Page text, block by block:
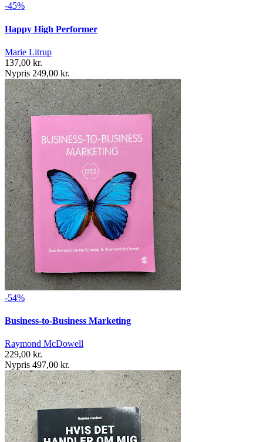
-45%
Happy High Performer
Marie Litrup
137,00 kr.
Nypris 249,00 kr.
-54%
Business-to-Business Marketing
Raymond McDowell
229,00 kr.
Nypris 497,00 kr.